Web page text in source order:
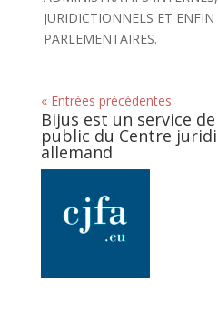
JURIDICTIONNELS ET
PARLEMENTAIRES.
« Entrées précédentes
Bijus est un service
public du Centre
allemand